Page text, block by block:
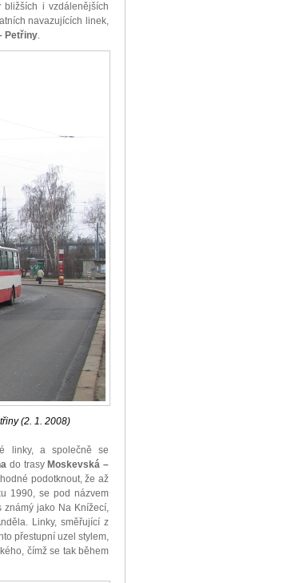
i vzdálenějších
navazujících linek,
Petřiny.
(2. 1. 2008)
linky, a společně se
do trasy Moskevská –
podotknout, že až
1990, se pod názvem
známý jako Na Knížecí,
Linky, směřující z
přestupní uzel stylem,
čímž se tak během